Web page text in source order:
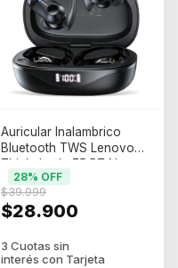
Auricular Inalambrico
Bluetooth TWS Lenovo
Thinkplus Lp75 BT Negro
$28.900
$39.999
28% OFF